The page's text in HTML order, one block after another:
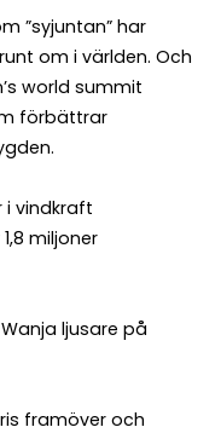
”syjuntan” har
om i världen. Och
world summit
förbättrar
i vindkraft
miljoner
ljusare på
framöver och